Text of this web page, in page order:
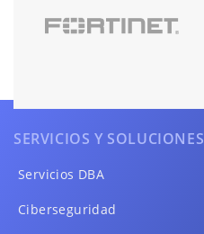
SERVICIOS Y SOLUCIONES
Servicios DBA
Ciberseguridad